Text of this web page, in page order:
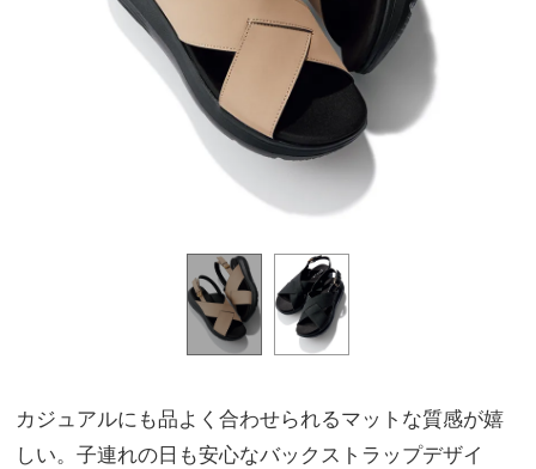
カジュアルにも品よく合わせられるマットな質感が嬉
しい。子連れの日も安心なバックストラップデザイ